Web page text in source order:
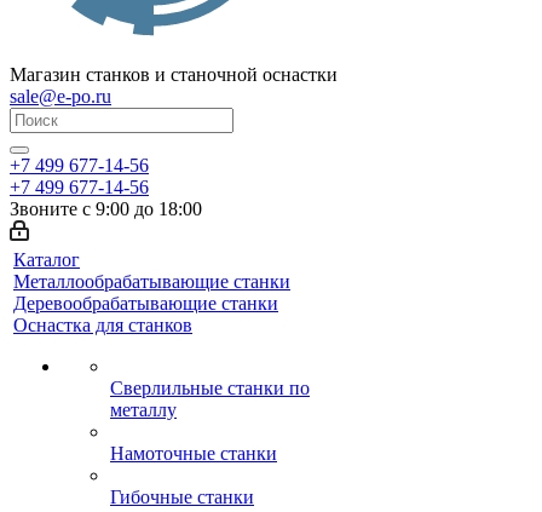
Магазин станков и станочной оснастки
sale@e-po.ru
+7 499 677-14-56
+7 499 677-14-56
Звоните с 9:00 до 18:00
Каталог
Металлообрабатывающие станки
Деревообрабатывающие станки
Оснастка для станков
Сверлильные станки по
металлу
Намоточные станки
Гибочные станки